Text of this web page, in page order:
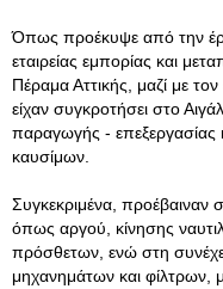
Όπως προέκυψε από την
εταιρείας εμπορίας και
Πέραμα Αττικής, μαζί με
είχαν συγκροτήσει στο
παραγωγής - επεξεργασίας
καυσίμων.
Συγκεκριμένα, προέβαιναν
όπως αργού, κίνησης
πρόσθετων, ενώ στη
μηχανημάτων και φίλτρων,